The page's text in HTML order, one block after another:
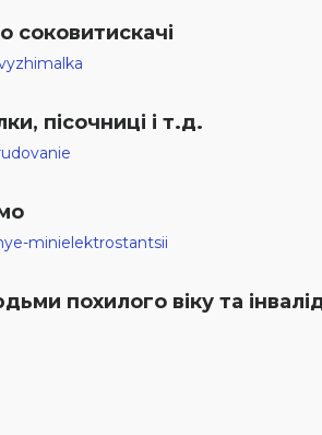
соковитискачі
пісочниці і т.д.
minielektrostantsii
похилого віку та